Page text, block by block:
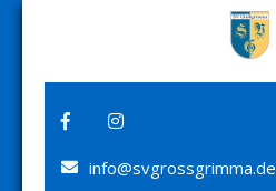
info@svgrossgrimma.de